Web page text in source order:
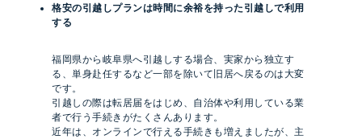
格安の引越しプランは時間に余裕を持った引越しで利用
する
福岡県から岐阜県へ引越しする場合、実家から独立す
る、単身赴任するなど一部を除いて旧居へ戻るのは大変
です。
引越しの際は転居届をはじめ、自治体や利用している業
者で行う手続きがたくさんあります。
近年は、オンラインで行える手続きも増えましたが、主